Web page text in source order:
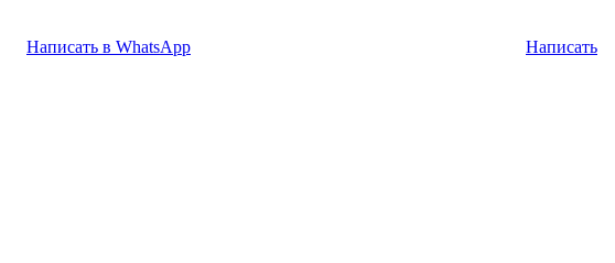
Написать в WhatsApp Написать